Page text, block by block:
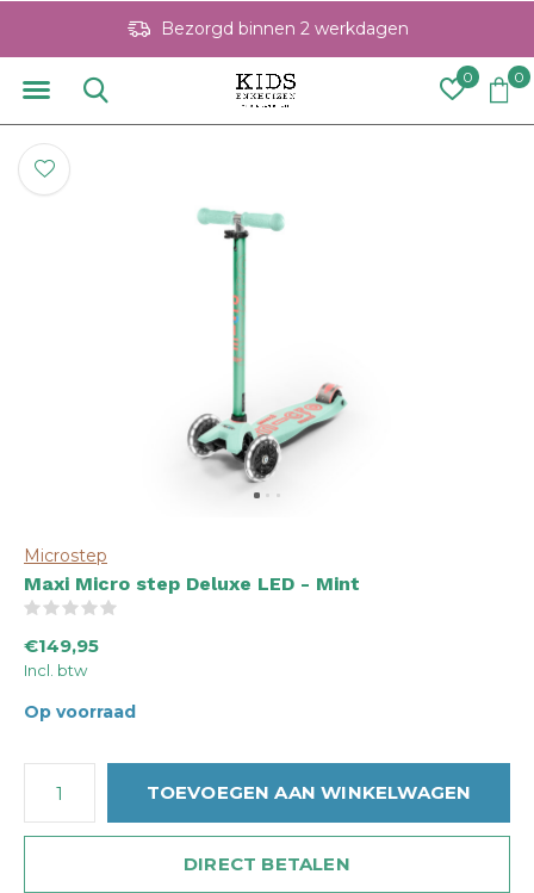
0 0
Bezorgd binnen 2 werkdagen
Microstep
Maxi Micro step Deluxe LED - Mint
€149,95
Incl. btw
Op voorraad
TOEVOEGEN AAN WINKELWAGEN
DIRECT BETALEN